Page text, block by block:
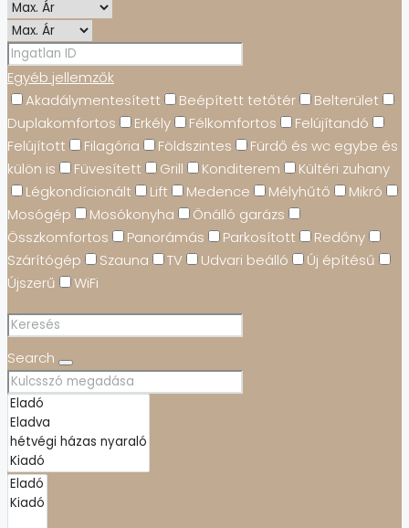
Egyéb jellemzők
Akadálymentesített
Beépített tetőtér
Belterület
Duplakomfortos
Erkély Félkomfortos
Felújítandó
Felújított
Filagória Földszintes
Fürdő és wc egybe és
külön is
Füvesített Grill Konditerem
Kültéri zuhany
Légkondícionált
Lift Medence Mélyhűtő
Mikró
Mosógép
Mosókonyha
Önálló garázs
Összkomfortos
Panorámás Parkosított
Redőny
Szárítógép
Szauna TV Udvari beálló
Új építésű
Újszerű
WiFi
Search